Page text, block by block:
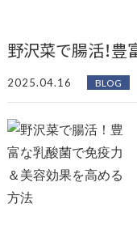
野沢菜で腸活！
2025.04.16 BLOG